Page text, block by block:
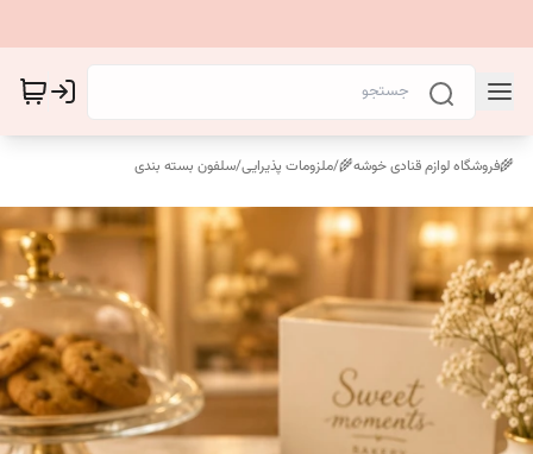
🌾فروشگاه لوازم قنادی خوشه🌾/ملزومات پذیرایی/سلفون بسته بندی